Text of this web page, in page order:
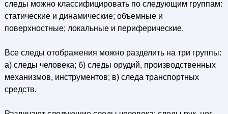
следы можно классифицировать по следующим группам:
статические и динамические; объемные и
поверхностные; локальные и периферические.
Все следы отображения можно разделить на три группы:
а) следы человека; б) следы орудий, производственных
механизмов, инструментов; в) следа транспортных
средств.